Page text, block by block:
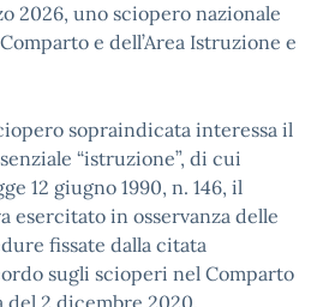
2026, uno sciopero nazionale
e dell’Area Istruzione e
sopraindicata interessa il
“istruzione”, di cui
12 giugno 1990, n. 146, il
esercitato in osservanza delle
fissate dalla citata
sugli scioperi nel Comparto
del 2 dicembre 2020.